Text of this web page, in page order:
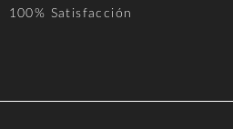
100% Satisfacción